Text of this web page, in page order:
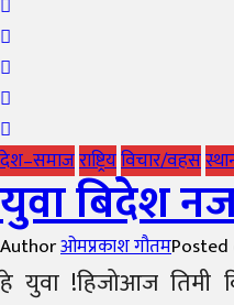
देश–समाजराष्ट्रियविचार/वहस
युवा बिदेश
Authorओमप्रकाश गौतमPosted
हे युवा !हिजोआज तिमी